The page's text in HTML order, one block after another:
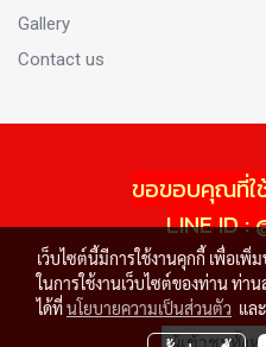
Gallery
Contact us
ขอขอบคุณที่ใ
LINE ID :
ผู้เข้าชมทั้งห
เว็บไซต์นี้มีการใช้งานคุกกี้ เพื่อเ
ในการใช้งานเว็บไซต์ของท่าน ท่า
ได้ที่นโยบายความเป็นส่วนตัว และ